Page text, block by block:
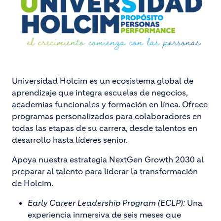
Universidad Holcim es un ecosistema global de
aprendizaje que integra escuelas de negocios,
academias funcionales y formación en línea. Ofrece
programas personalizados para colaboradores en
todas las etapas de su carrera, desde talentos en
desarrollo hasta líderes senior.
Apoya nuestra estrategia NextGen Growth 2030 al
preparar al talento para liderar la transformación
de Holcim.
Early Career Leadership Program (ECLP): Una
experiencia inmersiva de seis meses que